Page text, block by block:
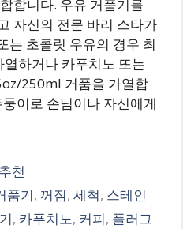
합니다. 우유 거품기를
자신의 전문 바리 스타가
는 초콜릿 우유의 경우 최
하거나 카푸치노 또는
250ml 거품을 가열합
이로 손님이나 자신에게
천
품기, 꺼짐,세척, 스테인
, 카푸치노, 커피, 플러그